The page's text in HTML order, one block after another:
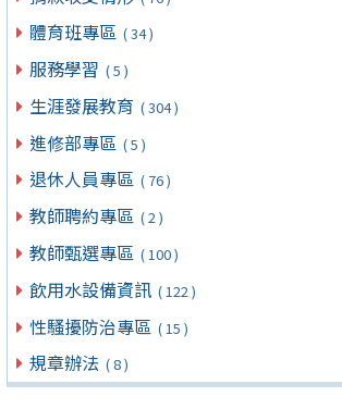
體育班專區 ( 34 )
服務學習 ( 5 )
生涯發展教育 ( 304 )
進修部專區 ( 5 )
退休人員專區 ( 76 )
教師聘約專區 ( 2 )
教師甄選專區 ( 100 )
飲用水設備資訊 ( 122 )
性騷擾防治專區 ( 15 )
規章辦法 ( 8 )